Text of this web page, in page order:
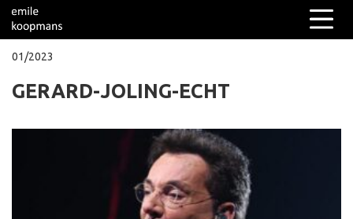
Columns
Over mij
01/2023
GERARD-JOLING-ECHT